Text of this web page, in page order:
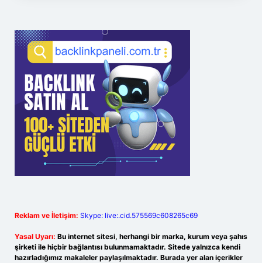
Reklam ve İletişim: Skype: live:.cid.575569c608265c69
Yasal Uyarı: Bu internet sitesi, herhangi bir marka, kurum veya şahıs
şirketi ile hiçbir bağlantısı bulunmamaktadır. Sitede yalnızca kendi
hazırladığımız makaleler paylaşılmaktadır. Burada yer alan içerikler